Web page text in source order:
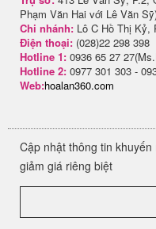
Phạm Văn Hai với Lê Văn
Chi nhánh: Lô C Hồ Thị Kỷ,
Điện thoại: (028)22 298 398
Hotline 1: 0936 65 27
Hotline 2: 0977 301 303 -
Web:hoalan360.com
Cập nhật thông tin
giảm giá riêng biệt